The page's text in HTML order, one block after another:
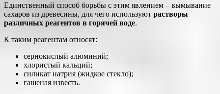
Единственный способ борьбы с этим явлением – вымывание
сахаров из древесины, для чего используют растворы
различных реагентов в горячей воде.
К таким реагентам относят:
сернокислый алюминий;
хлористый кальций;
силикат натрия (жидкое стекло);
гашеная известь.